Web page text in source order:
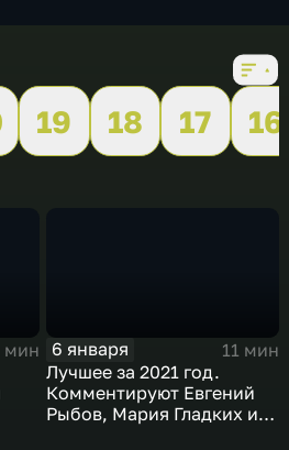
19 18 17
16
мин
6 января
11 мин
Лучшее за 2021 год.
Комментируют Евгений
Рыбов, Мария Гладких и